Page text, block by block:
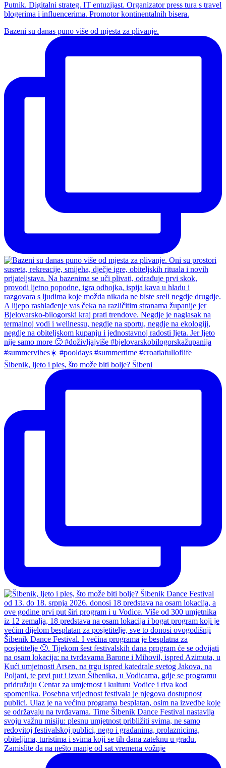
Putnik. Digitalni strateg. IT entuzijast. Organizator press tura s travel
blogerima i influencerima. Promotor kontinentalnih bisera.
Bazeni su danas puno više od mjesta za plivanje.
Šibenik, ljeto i ples, što može biti bolje? Šibeni
Zamislite da na nešto manje od sat vremena vožnje